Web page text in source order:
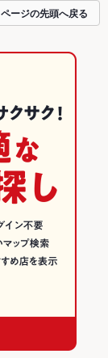
ページの先頭へ戻る